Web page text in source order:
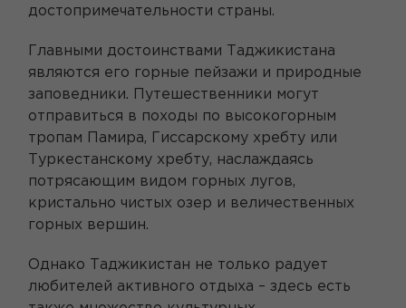
достопримечательности страны.
Главными достоинствами Таджикистана
являются его горные пейзажи и природные
заповедники. Путешественники могут
отправиться в походы по высокогорным
тропам Памира, Гиссарскому хребту или
Туркестанскому хребту, наслаждаясь
потрясающим видом горных лугов,
кристально чистых озер и величественных
горных вершин.
Однако Таджикистан не только радует
любителей активного отдыха – здесь есть